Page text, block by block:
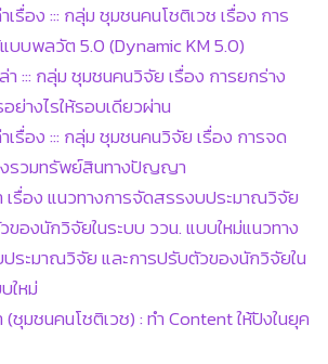
เรื่อง ::: กลุ่ม ชุมชนคนโชติเวช เรื่อง การ
บบพลวัต 5.0 (Dynamic KM 5.0)
า ::: กลุ่ม ชุมชนคนวิจัย เรื่อง การยกร่าง
ย่างไรให้รอบเดียวผ่าน
เรื่อง ::: กลุ่ม ชุมชนคนวิจัย เรื่อง การจด
รวมทรัพย์สินทางปัญญา
เรื่อง แนวทางการจัดสรรงบประมาณวิจัย
ของนักวิจัยในระบบ ววน. แบบใหม่แนวทาง
ระมาณวิจัย และการปรับตัวของนักวิจัยใน
ใหม่
(ชุมชนคนโชติเวช) : ทำ Content ให้ปังในยุค